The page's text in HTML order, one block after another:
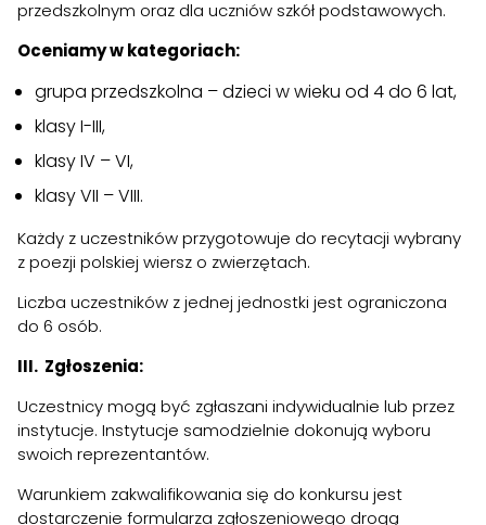
przedszkolnym oraz dla uczniów szkół podstawowych.
Oceniamy w kategoriach:
grupa przedszkolna – dzieci w wieku od 4 do 6 lat,
klasy I-III,
klasy IV – VI,
klasy VII – VIII.
Każdy z uczestników przygotowuje do recytacji wybrany
z poezji polskiej wiersz o zwierzętach.
Liczba uczestników z jednej jednostki jest ograniczona
do 6 osób.
III. Zgłoszenia:
Uczestnicy mogą być zgłaszani indywidualnie lub przez
instytucje. Instytucje samodzielnie dokonują wyboru
swoich reprezentantów.
Warunkiem zakwalifikowania się do konkursu jest
dostarczenie formularza zgłoszeniowego drogą